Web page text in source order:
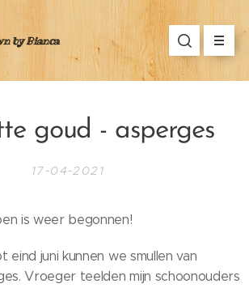
by Bianca
goud - asperges
17-04-2021
is weer begonnen!
eind juni kunnen we smullen van
Vroeger teelden mijn schoonouders